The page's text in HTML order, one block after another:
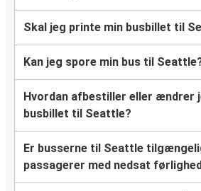
Skal jeg printe min busbillet til
Kan jeg spore min bus til
Hvordan afbestiller eller ændrer
busbillet til Seattle?
Er busserne til Seattle
passagerer med nedsat